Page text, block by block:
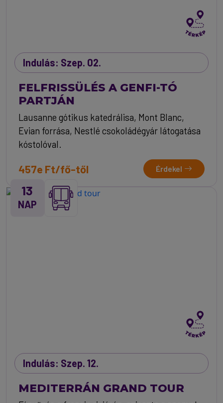
Indulás: Szep. 02.
FELFRISSÜLÉS A GENFI-TÓ
PARTJÁN
Lausanne gótikus katedrálisa, Mont Blanc,
Evian forrása, Nestlé csokoládégyár látogatása
kóstolóval.
457e Ft/fő-től Érdekel
13
NAP
Indulás: Szep. 12.
MEDITERRÁN GRAND TOUR